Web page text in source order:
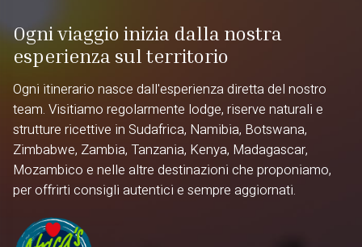
Ogni viaggio inizia dalla nostra
esperienza sul territorio
Ogni itinerario nasce dall'esperienza diretta del nostro
team. Visitiamo regolarmente lodge, riserve naturali e
strutture ricettive in Sudafrica, Namibia, Botswana,
Zimbabwe, Zambia, Tanzania, Kenya, Madagascar,
Mozambico e nelle altre destinazioni che proponiamo,
per offrirti consigli autentici e sempre aggiornati.